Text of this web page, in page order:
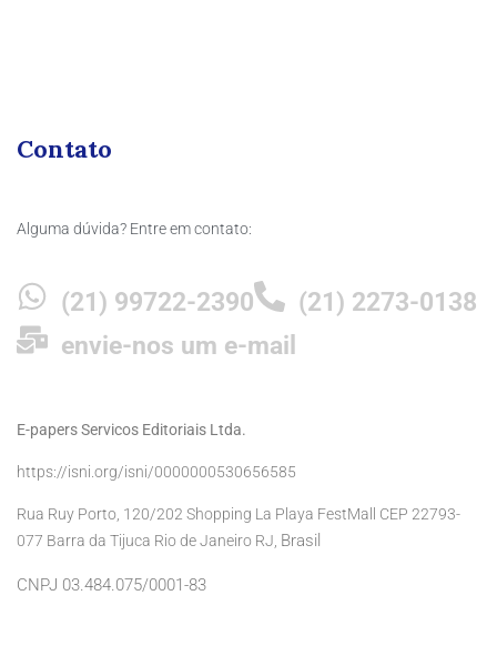
Contato
Alguma dúvida? Entre em contato:
(21) 99722-2390
(21) 2273-0138
envie-nos um e-mail
E-papers Servicos Editoriais Ltda.
https://isni.org/isni/0000000530656585
Rua Ruy Porto, 120/202 Shopping La Playa FestMall CEP 22793-
077 Barra da Tijuca Rio de Janeiro RJ, Brasil
CNPJ 03.484.075/0001-83